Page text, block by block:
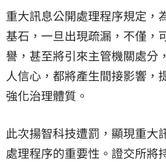
重大訊息公開處理程序規定，
基石，一旦出現疏漏，不僅，
譽，甚至將引來主管機關處分
人信心，都將產生間接影響，
強化治理體質。
此次揚智科技遭罰，顯現重大
處理程序的重要性。證交所將